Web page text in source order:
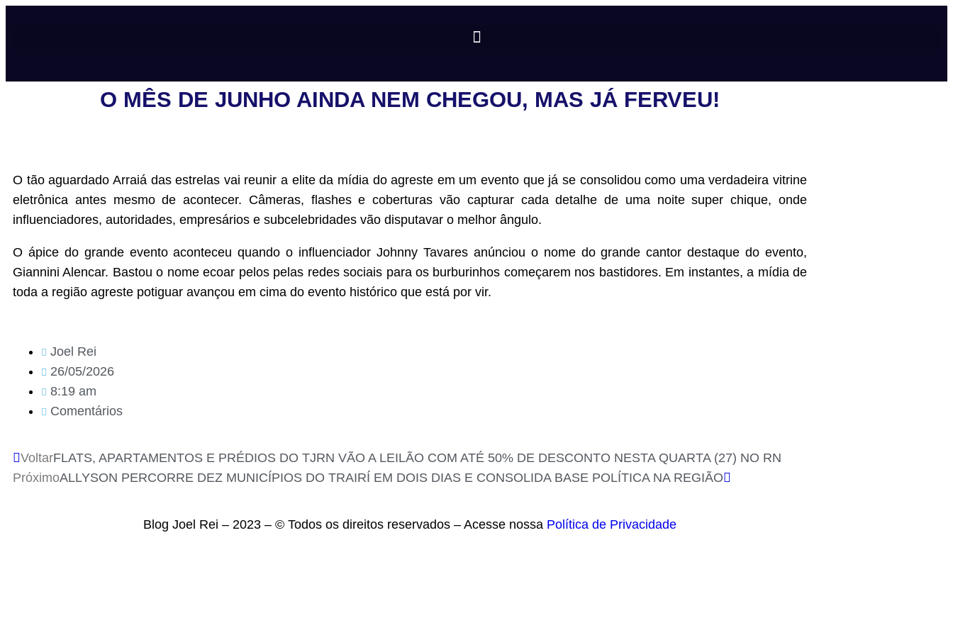
O MÊS DE JUNHO AINDA NEM CHEGOU, MAS JÁ FERVEU!
O tão aguardado Arraiá das estrelas vai reunir a elite da mídia do agreste em um evento que já se consolidou como uma verdadeira vitrine
eletrônica antes mesmo de acontecer. Câmeras, flashes e coberturas vão capturar cada detalhe de uma noite super chique, onde
influenciadores, autoridades, empresários e subcelebridades vão disputavar o melhor ângulo.
O ápice do grande evento aconteceu quando o influenciador Johnny Tavares anúnciou o nome do grande cantor destaque do evento,
Giannini Alencar. Bastou o nome ecoar pelos pelas redes sociais para os burburinhos começarem nos bastidores. Em instantes, a mídia de
toda a região agreste potiguar avançou em cima do evento histórico que está por vir.
Joel Rei
26/05/2026
8:19 am
Comentários
VoltarFLATS, APARTAMENTOS E PRÉDIOS DO TJRN VÃO A LEILÃO COM ATÉ 50% DE DESCONTO NESTA QUARTA (27) NO RN
PróximoALLYSON PERCORRE DEZ MUNICÍPIOS DO TRAIRÍ EM DOIS DIAS E CONSOLIDA BASE POLÍTICA NA REGIÃO
Blog Joel Rei – 2023 – © Todos os direitos reservados – Acesse nossa Política de Privacidade